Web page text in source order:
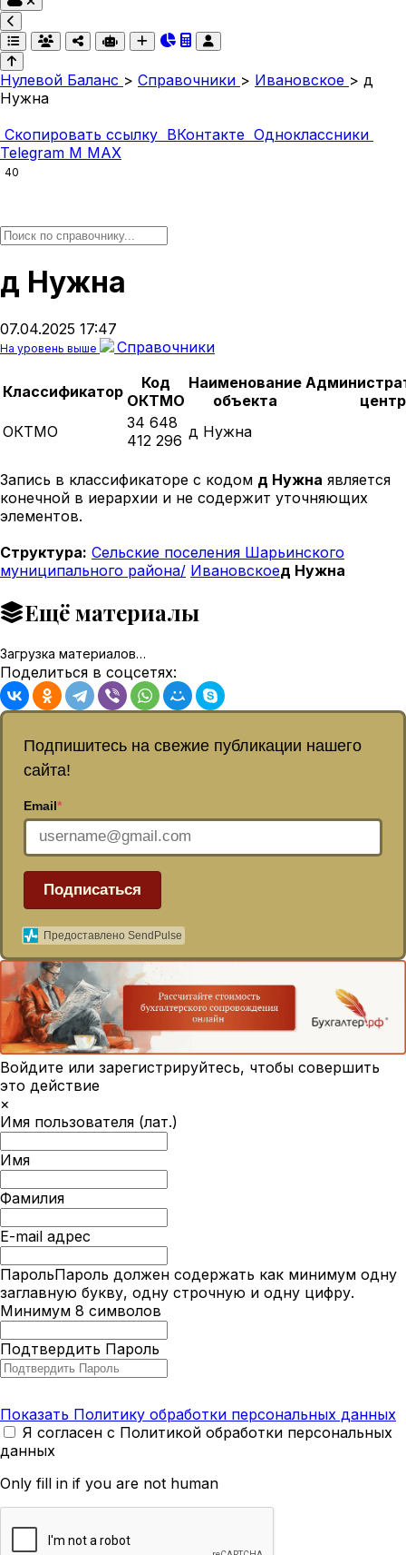
Нулевой Баланс > Справочники > Ивановское > д
Нужна
Скопировать ссылку ВКонтакте Одноклассники
Telegram M MAX
40
д Нужна
07.04.2025 17:47
На уровень выше Справочники
Классификатор
Код
ОКТМО
Наименование
объекта
центр
ОКТМО
34 648
412 296 д Нужна
Запись в классификаторе с кодом д Нужна является
конечной в иерархии и не содержит уточняющих
элементов.
Структура: Сельские поселения Шарьинского
муниципального района/ Ивановскоед Нужна
Ещё материалы
Загрузка материалов…
Поделиться в соцсетях:
Подпишитесь на свежие публикации нашего
сайта!
Email*
Подписаться
Предоставлено SendPulse
Войдите или зарегистрируйтесь, чтобы совершить
это действие
×
Имя пользователя (лат.)
Имя
Фамилия
E-mail адрес
ПарольПароль должен содержать как минимум одну
заглавную букву, одну строчную и одну цифру.
Минимум 8 символов
Подтвердить Пароль
Показать Политику обработки персональных данных
Я согласен с Политикой обработки персональных
данных
Only fill in if you are not human